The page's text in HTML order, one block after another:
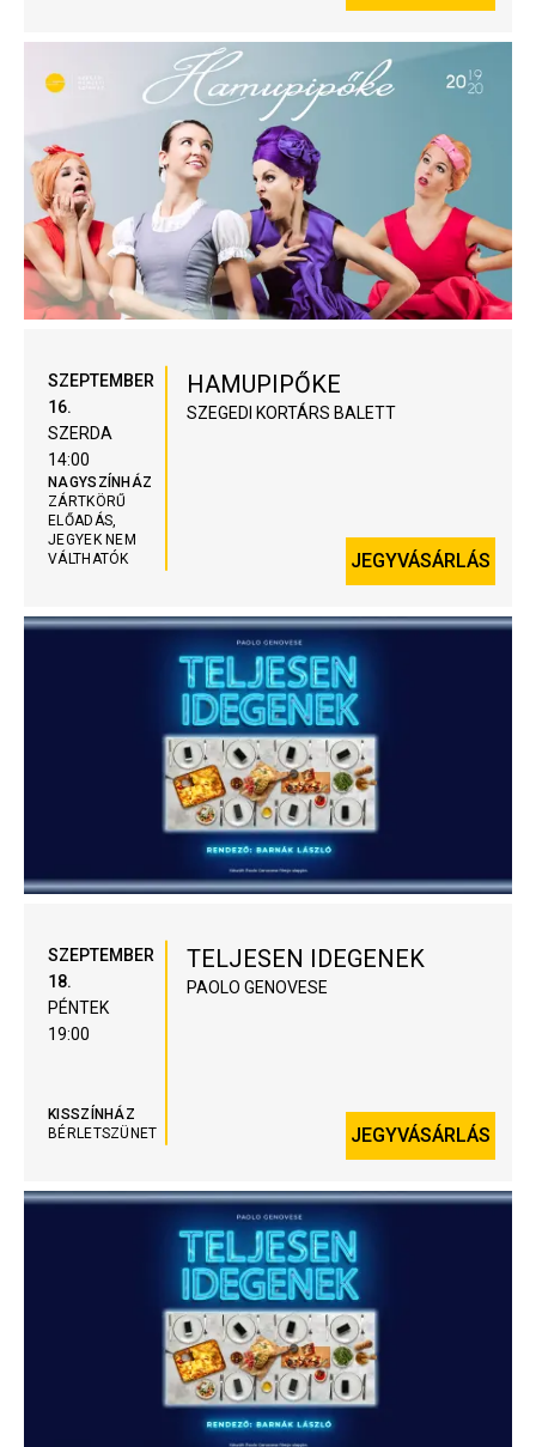
SZEPTEMBER
16.
SZERDA
14:00
NAGYSZÍNHÁZ
ZÁRTKÖRŰ
ELŐADÁS,
JEGYEK NEM
VÁLTHATÓK
HAMUPIPŐKE
SZEGEDI KORTÁRS BALETT
JEGYVÁSÁRLÁS
SZEPTEMBER
18.
PÉNTEK
19:00
KISSZÍNHÁZ
BÉRLETSZÜNET
TELJESEN IDEGENEK
PAOLO GENOVESE
JEGYVÁSÁRLÁS